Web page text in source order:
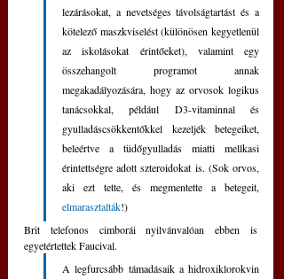
lezárásokat, a nevetséges távolságtartást és a
kötelező maszkviselést (különösen kegyetlenül
az iskolásokat érintőeket), valamint egy
összehangolt programot annak
megakadályozására, hogy az orvosok logikus
tanácsokkal, például D3-vitaminnal és
gyulladáscsökkentőkkel kezeljék betegeiket,
beleértve a tüdőgyulladás miatti mellkasi
érintettségre adott szteroidokat is. (Sok orvos,
elmarasztalták!)
Brit telefonos cimborái nyilvánvalóan ebben is
egyetértettek Faucival.
A legfurcsább támadásaik a hidroxiklorokvin